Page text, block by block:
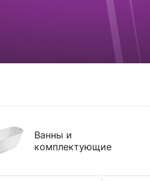
Ванны и
комплектующие